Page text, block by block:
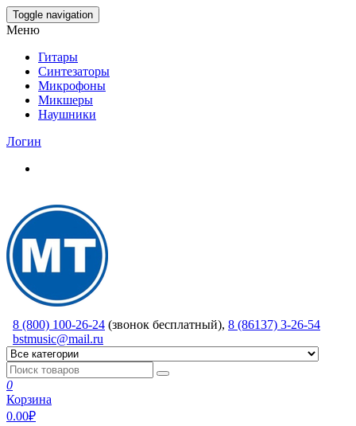
Skip
to
content
Toggle navigation
Меню
Гитары
Синтезаторы
Микрофоны
Микшеры
Наушники
Логин
8 (800) 100-26-24 (звонок бесплатный), 8 (86137) 3-26-54
bstmusic@mail.ru
0
Корзина
0.00₽